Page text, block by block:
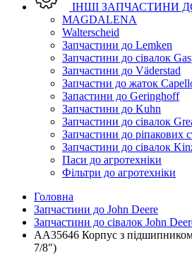
ІНШІ ЗАПЧАСТИНИ
MAGDALENA
Walterscheid
Запчастини до Lemken
Запчастини до сівалок
Запчастини до Väderstad
Запчастни до жаток
Запастини до Geringhoff
Запчастини до Kuhn
Запчастини до сівалок
Запчастини до ріпакових
Запчастини до сівалок
Паси до агротехніки
Фільтри до агротехніки
Головна
Запчастини до John Deere
Запчастини до сівалок John
AA35646 Корпус з підшипником
7/8")